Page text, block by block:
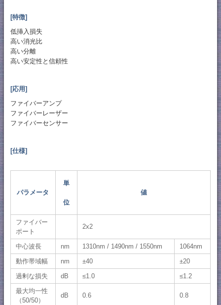
[特徴]
低挿入損失
高い消光比
高い分離
高い安定性と信頼性
[応用]
ファイバーアンプ
ファイバーレーザー
ファイバーセンサー
[仕様]
パラメータ
単
位
値
ファイバー
ポート
2x2
中心波長 nm 1310nm / 1490nm / 1550nm
1064nm
動作帯域幅
nm ±40
±20
過剰な損失
dB ≤1.0
≤1.2
最大均一性
（50/50）
dB 0.6 0.8